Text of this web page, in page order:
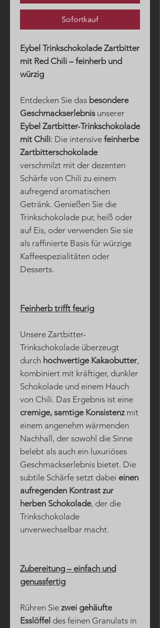
Sofortkauf
Eybel Trinkschokolade Zartbitter
mit Red Chili – feinherb und
würzig
Entdecken Sie das besondere
Geschmackserlebnis unserer
Eybel Zartbitter-Trinkschokolade
mit Chili: Die intensive feinherbe
Zartbitterschokolade
verschmilzt mit der dezenten
Schärfe von Chili zu einem
aufregend aromatischen
Getränk. Genießen Sie die
Trinkschokolade pur, heiß oder
auf Eis, oder verwenden Sie sie
als raffinierte Basis für würzige
Kaffeespezialitäten oder
Desserts.
Feinherb trifft feurig
Unsere Zartbitter-
Trinkschokolade überzeugt
durch hochwertige Kakaobutter,
kombiniert mit kräftiger, dunkler
Schokolade und einem Hauch
von Chili. Das Ergebnis ist eine
cremige, samtige Konsistenzmit
einem angenehm wärmenden
Nachhall, der sowohl die Sinne
belebt als auch ein luxuriöses
Geschmackserlebnis bietet. Die
subtile Schärfe setzt dabei einen
aufregenden Kontrast zur
herben Schokolade, der die
Trinkschokolade
unverwechselbar macht.
Zubereitung – einfach und
genussfertig
Rühren Sie zwei gehäufte
Esslöffel des feinen Granulats in